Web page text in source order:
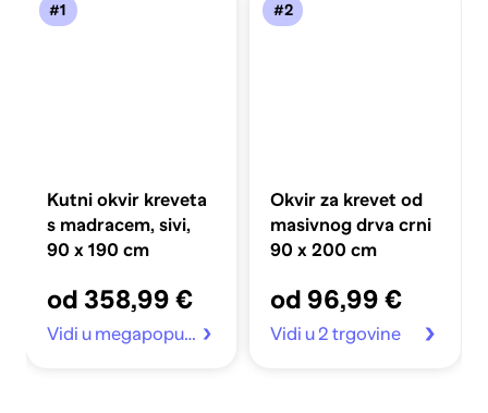
#1
Kutni okvir kreveta
s madracem, sivi,
90 x 190 cm
od 358,99 €
Vidi u megapopust.hr
#2
Okvir za krevet od
masivnog drva crni
90 x 200 cm
od 96,99 €
Vidi u 2 trgovine